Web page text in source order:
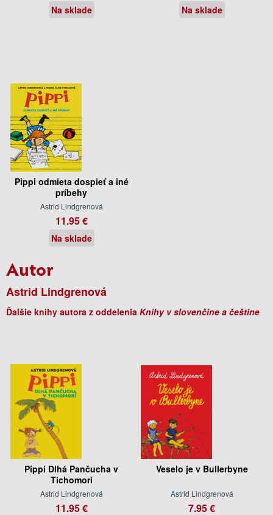
Na sklade Na sklade
Pippi odmieta dospieť a iné
príbehy
Astrid Lindgrenová
11.95 €
Na sklade
Autor
Astrid Lindgrenová
Ďalšie knihy autora z oddelenia Knihy v slovenčine a češtine
Pippi Dlhá Pančucha v
Tichomorí
Astrid Lindgrenová
11.95 €
Veselo je v Bullerbyne
Astrid Lindgrenová
7.95 €